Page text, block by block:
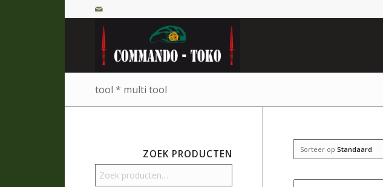
tool * multi tool
Sorteer opStandaard
ZOEK PRODUCTEN